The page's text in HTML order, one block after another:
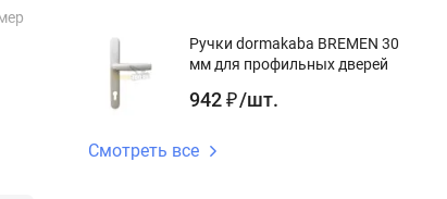
Ручки dormakaba BREMEN 30
мм для профильных дверей
942 ₽ /шт.
Смотреть все